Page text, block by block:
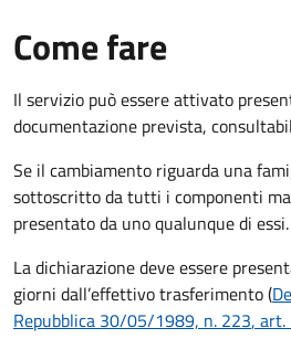
Come fare
Il servizio può essere attivato
documentazione prevista,
Se il cambiamento riguarda una
sottoscritto da tutti i componenti
presentato da uno qualunque di essi.
La dichiarazione deve essere
giorni dall’effettivo trasferimento (
Repubblica 30/05/1989, n. 223, art.